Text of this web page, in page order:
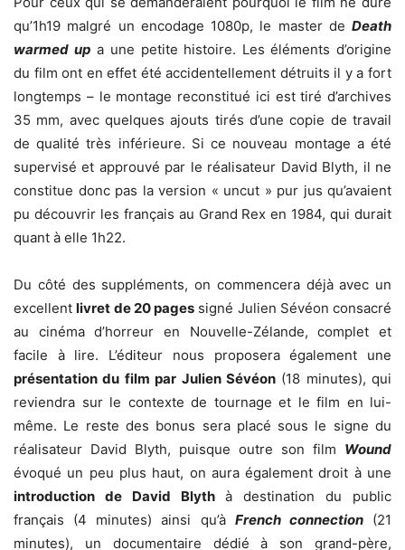
qu’1h19 malgré un encodage 1080p, le master de Death
warmed up a une petite histoire. Les éléments d’origine
du film ont en effet été accidentellement détruits il y a fort
longtemps – le montage reconstitué ici est tiré d’archives
35 mm, avec quelques ajouts tirés d’une copie de travail
de qualité très inférieure. Si ce nouveau montage a été
supervisé et approuvé par le réalisateur David Blyth, il ne
constitue donc pas la version « uncut » pur jus qu’avaient
pu découvrir les français au Grand Rex en 1984, qui durait
quant à elle 1h22.
Du côté des suppléments, on commencera déjà avec un
excellentlivret de 20 pages signé Julien Sévéon consacré
au cinéma d’horreur en Nouvelle-Zélande, complet et
facile à lire. L’éditeur nous proposera également une
présentation du film par Julien Sévéon(18 minutes), qui
reviendra sur le contexte de tournage et le film en lui-
même. Le reste des bonus sera placé sous le signe du
réalisateur David Blyth, puisque outre son film Wound
évoqué un peu plus haut, on aura également droit à une
introduction de David Blythà destination du public
français (4 minutes) ainsi qu’à French connection(21
minutes), un documentaire dédié à son grand-père,